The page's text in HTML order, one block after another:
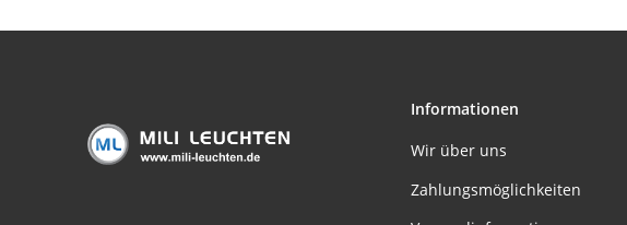
Informationen
Wir über uns
Zahlungsmöglichkeiten